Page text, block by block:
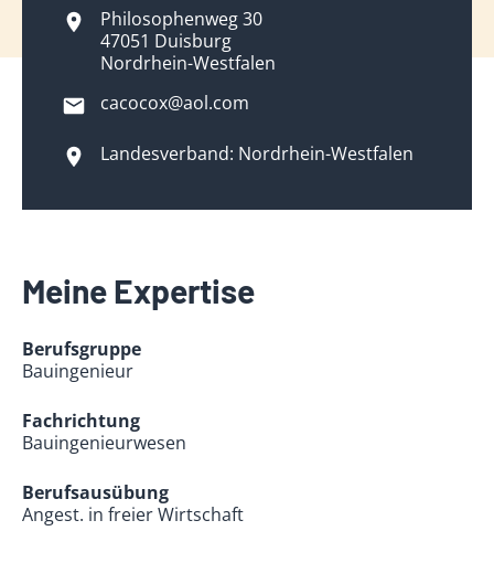
Philosophenweg 30
47051 Duisburg
Nordrhein-Westfalen
cacocox@aol.com
Landesverband: Nordrhein-Westfalen
Meine Expertise
Berufsgruppe
Bauingenieur
Fachrichtung
Bauingenieurwesen
Berufsausübung
Angest. in freier Wirtschaft